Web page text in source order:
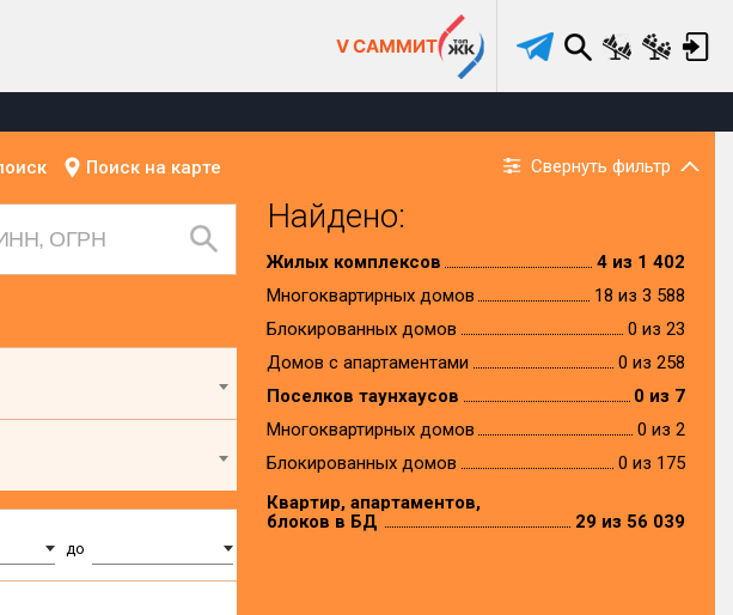
V САММИТ
Поиск на карте Свернуть фильтр
до
Найдено:
Жилых комплексов
4 из 1 402
Многоквартирных домов
18 из 3 588
Блокированных домов
0 из 23
Домов с апартаментами
0 из 258
Поселков таунхаусов
0 из 7
Многоквартирных домов
0 из 2
Блокированных домов
0 из 175
Квартир, апартаментов,
блоков в БД
29 из 56 039